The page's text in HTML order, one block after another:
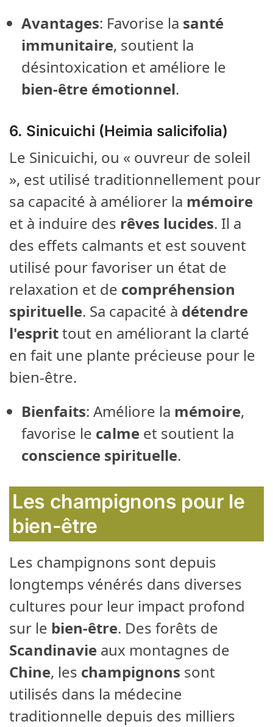
Avantages: Favorise la santé
immunitaire, soutient la
désintoxication et améliore le
bien-être émotionnel.
6. Sinicuichi (Heimia salicifolia)
Le Sinicuichi, ou « ouvreur de soleil
», est utilisé traditionnellement pour
sa capacité à améliorer la mémoire
et à induire des rêves lucides. Il a
des effets calmants et est souvent
utilisé pour favoriser un état de
relaxation et de compréhension
spirituelle. Sa capacité à détendre
l'esprittout en améliorant la clarté
en fait une plante précieuse pour le
bien-être.
Bienfaits: Améliore la mémoire,
favorise le calme et soutient la
conscience spirituelle.
Les champignons pour le
bien-être
Les champignons sont depuis
longtemps vénérés dans diverses
cultures pour leur impact profond
sur le bien-être. Des forêts de
Scandinavie aux montagnes de
Chine, les champignons sont
utilisés dans la médecine
traditionnelle depuis des milliers